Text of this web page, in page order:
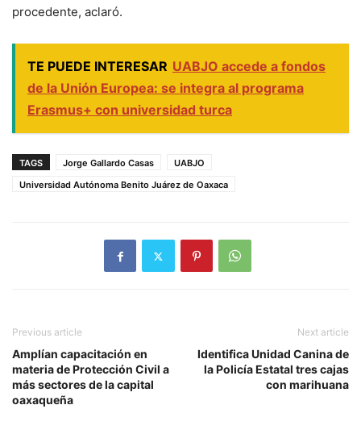
procedente, aclaró.
TE PUEDE INTERESAR UABJO accede a fondos
de la Unión Europea: se integra al programa
Erasmus+ con universidad turca
TAGS Jorge Gallardo Casas
UABJO
Universidad Autónoma Benito Juárez de Oaxaca
Previous article
Amplían capacitación en
materia de Protección Civil a
más sectores de la capital
oaxaqueña
Next article
Identifica Unidad Canina de
la Policía Estatal tres cajas
con marihuana